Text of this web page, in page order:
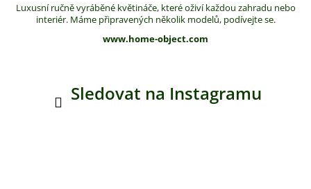
Luxusní ručně vyráběné květináče, které oživí každou zahradu nebo
interiér. Máme připravených několik modelů, podívejte se.
www.home-object.com
Sledovat na Instagramu